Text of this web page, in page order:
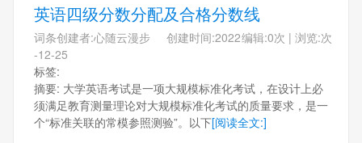
英语四级分数分配及合格分数线
编辑:0次 | 浏览:次
词条创建者:心随云漫步 创建时间:2022
-12-25
标签:
摘要: 大学英语考试是一项大规模标准化考试，在设计上必
须满足教育测量理论对大规模标准化考试的质量要求，是一
个“标准关联的常模参照测验”。以下[阅读全文:]